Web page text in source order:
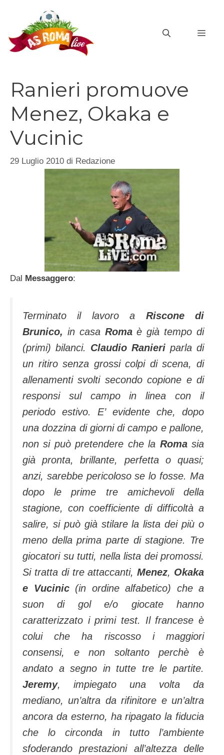
contenuto
Ranieri promuove
Menez, Okaka e
Vucinic
29 Luglio 2010 di Redazione
Dal Messaggero:
Terminato il lavoro a Riscone di
Brunico, in casa Romaè già tempo di
(primi) bilanci. Claudio Ranieri parla di
un ritiro senza grossi colpi di scena, di
allenamenti svolti secondo copione e di
responsi sul campo in linea con il
periodo estivo. E’ evidente che, dopo
una dozzina di giorni di campo e pallone,
non si può pretendere che la Romasia
già pronta, brillante, perfetta o quasi;
anzi, sarebbe pericoloso se lo fosse. Ma
dopo le prime tre amichevoli della
stagione, con coefficiente di difficoltà a
salire, si può già stilare la lista dei più o
meno della prima parte di stagione. Tre
giocatori su tutti, nella lista dei promossi.
Si tratta di tre attaccanti,Menez, Okaka
e Vucinic(in ordine alfabetico) che a
suon di gol e/o giocate hanno
caratterizzato i primi test. Il francese è
colui che ha riscosso i maggiori
consensi, e non soltanto perchè è
andato a segno in tutte tre le partite.
Jeremy, impiegato una volta da
mediano, un’altra da rifinitore e un’altra
ancora da esterno, ha ripagato la fiducia
che lo circonda in tutto l’ambiente
sfoderando prestazioni all’altezza delle